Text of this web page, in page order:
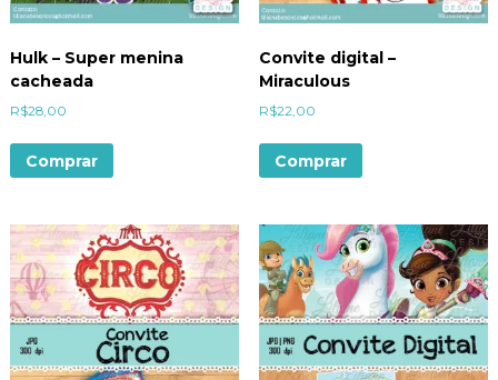
Hulk – Super menina
cacheada
R$28,00
Comprar
Convite digital –
Miraculous
R$22,00
Comprar